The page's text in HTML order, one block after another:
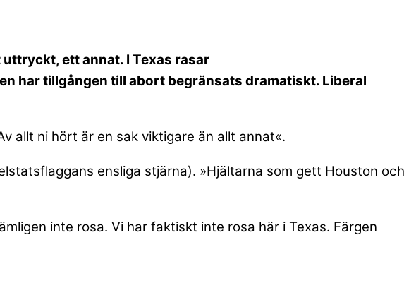
ett annat. I Texas rasar
har tillgången till abort begränsats dramatiskt. Liberal
allt ni hört är en sak viktigare än allt annat«.
ensliga stjärna). »Hjältarna som gett Houston och
inte rosa. Vi har faktiskt inte rosa här i Texas. Färgen